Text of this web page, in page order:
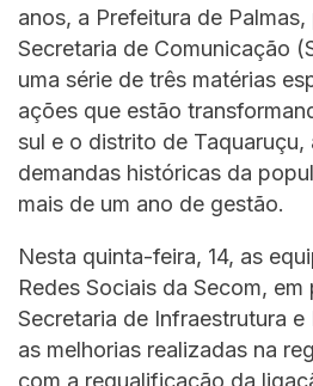
anos, a Prefeitura de
Secretaria de Comunicação
uma série de três matérias
ações que estão
sul e o distrito de Taquaruçu,
demandas históricas da
mais de um ano de gestão.
Nesta quinta-feira, 14, as
Redes Sociais da Secom, em
Secretaria de Infraestrutura
as melhorias realizadas na
com a requalificação da